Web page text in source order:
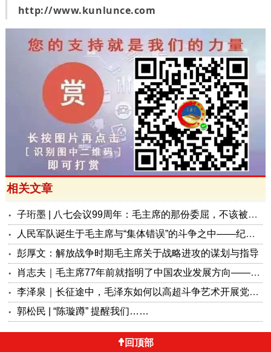
http://www.kunlunce.com
相关文章
子珩墨 | 八七会议99周年：毛主席的那份委屈，不该被遗忘
人民军队诞生于毛主席与“集体错误”的斗争之中——纪念“八一”九十九周年
彭厚文：解放战争时期毛主席关于战略进攻的谋划与指导
肖志夫｜毛主席77年前就指明了中国农业发展方向——现代化和集体化
李泽泉｜长征途中，毛泽东如何以高超斗争艺术开展党内思想斗争？
郭松民 | “陈璇蹲” 提醒我们……
回顶部